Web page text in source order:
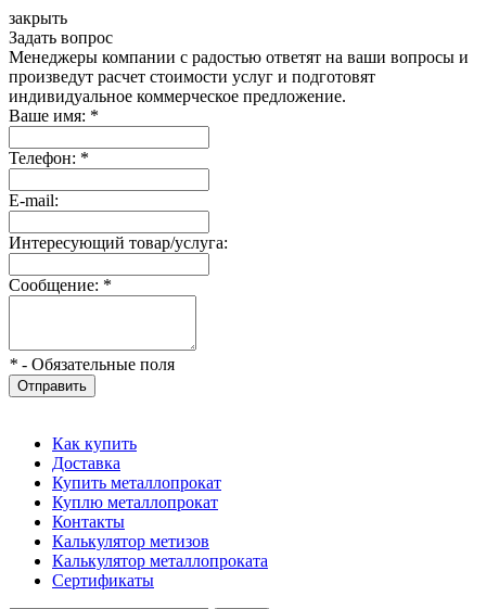
закрыть
Задать вопрос
Менеджеры компании с радостью ответят на ваши вопросы и
произведут расчет стоимости услуг и подготовят
индивидуальное коммерческое предложение.
Ваше имя: *
Телефон: *
E-mail:
Интересующий товар/услуга:
Сообщение: *
* - Обязательные поля
Отправить
Как купить
Доставка
Купить металлопрокат
Куплю металлопрокат
Контакты
Калькулятор метизов
Калькулятор металлопроката
Сертификаты